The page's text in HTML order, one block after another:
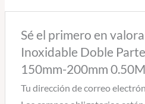
Sé el primero en
Inoxidable Doble
150mm-200mm
Tu dirección de correo